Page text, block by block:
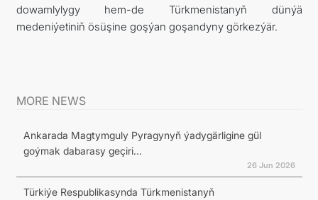
dowamlylygy hem-de Türkmenistanyň dünýä
medeniýetiniň ösüşine goşýan goşandyny görkezýär.
MORE NEWS
Ankarada Magtymguly Pyragynyň ýadygärligine gül
goýmak dabarasy geçiri...
26 Jun 2026
Türkiýe Respublikasynda Türkmenistanyň